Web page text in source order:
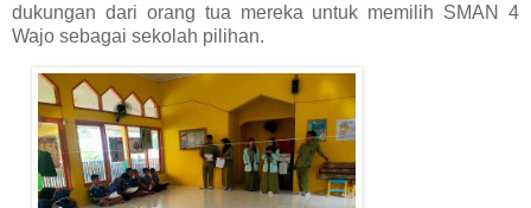
dukungan dari orang tua mereka untuk memilih SMAN 4
Wajo sebagai sekolah pilihan.